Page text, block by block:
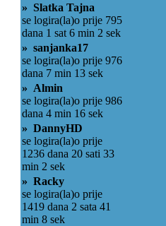
» Slatka Tajna
se logira(la)o prije 795
dana 1 sat 6 min 2 sek
» sanjanka17
se logira(la)o prije 976
dana 7 min 13 sek
» Almin
se logira(la)o prije 986
dana 4 min 16 sek
» DannyHD
se logira(la)o prije
1236 dana 20 sati 33
min 2 sek
» Racky
se logira(la)o prije
1419 dana 2 sata 41
min 8 sek